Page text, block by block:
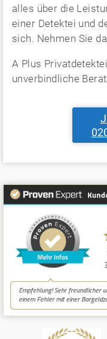
alles über die
einer Detektei und
sich. Nehmen Sie
A Plus
unverbindliche